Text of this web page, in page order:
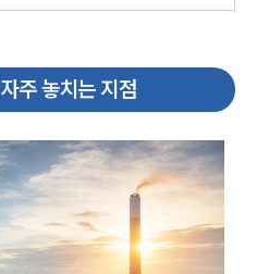
주 놓치는 지점